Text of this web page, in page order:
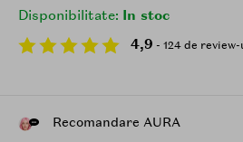
Disponibilitate: In stoc
4,9 - 124 de
Recomandare AURA